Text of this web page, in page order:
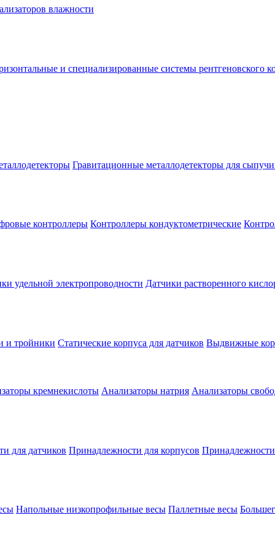
влажности
и специализированные системы рентгеновского
Гравитационные металлодетекторы для
контроллеры Контроллеры кондуктометрические
удельной электропроводности Датчики растворенного
и тройники Статические корпуса для датчиков Выдвижные
кремнекислоты Анализаторы натрия Анализаторы
для датчиков Принадлежности для корпусов
Напольные низкопрофильные весы Паллетные весы